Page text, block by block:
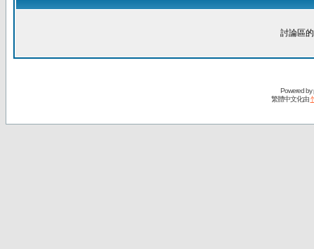
討論區
Powered by
繁體中文化由